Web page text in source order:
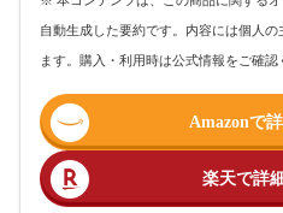
自動生成した要約です。内容には個人
ます。購入・利用時は公式情報をご確認
Amazonで
楽天で詳